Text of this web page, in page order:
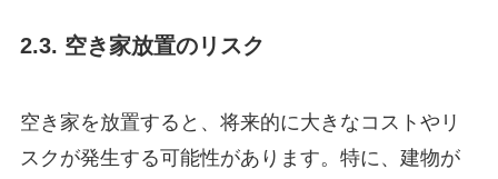
2.3. 空き家放置のリスク
空き家を放置すると、将来的に大きなコストやリ
スクが発生する可能性があります。特に、建物が